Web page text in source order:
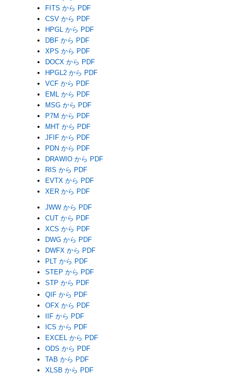
FITS から PDF
CSV から PDF
HPGL から PDF
DBF から PDF
XPS から PDF
DOCX から PDF
HPGL2 から PDF
VCF から PDF
EML から PDF
MSG から PDF
P7M から PDF
MHT から PDF
JFIF から PDF
PDN から PDF
DRAWIO から PDF
RIS から PDF
EVTX から PDF
XER から PDF
JWW から PDF
CUT から PDF
XCS から PDF
DWG から PDF
DWFX から PDF
PLT から PDF
STEP から PDF
STP から PDF
QIF から PDF
OFX から PDF
IIF から PDF
ICS から PDF
EXCEL から PDF
ODS から PDF
TAB から PDF
XLSB から PDF